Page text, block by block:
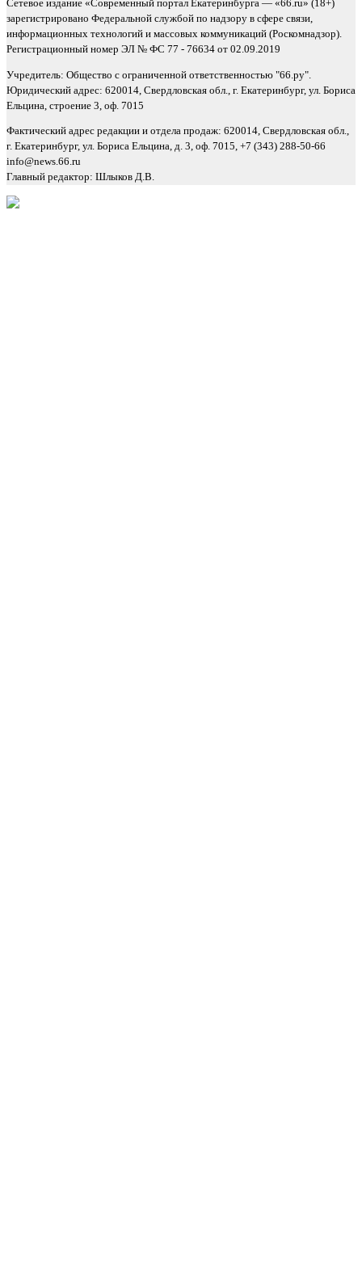
Сетевое издание «Современный портал Екатеринбурга — «66.ru» (18+)
зарегистрировано Федеральной службой по надзору в сфере связи,
информационных технологий и массовых коммуникаций (Роскомнадзор).
Регистрационный номер ЭЛ № ФС 77 - 76634 от 02.09.2019
Учредитель: Общество с ограниченной ответственностью "66.ру".
Юридический адрес: 620014, Свердловская обл., г. Екатеринбург, ул. Бориса
Ельцина, строение 3, оф. 7015
Фактический адрес редакции и отдела продаж: 620014, Свердловская обл.,
г. Екатеринбург, ул. Бориса Ельцина, д. 3, оф. 7015, +7 (343) 288-50-66
info@news.66.ru
Главный редактор: Шлыков Д.В.